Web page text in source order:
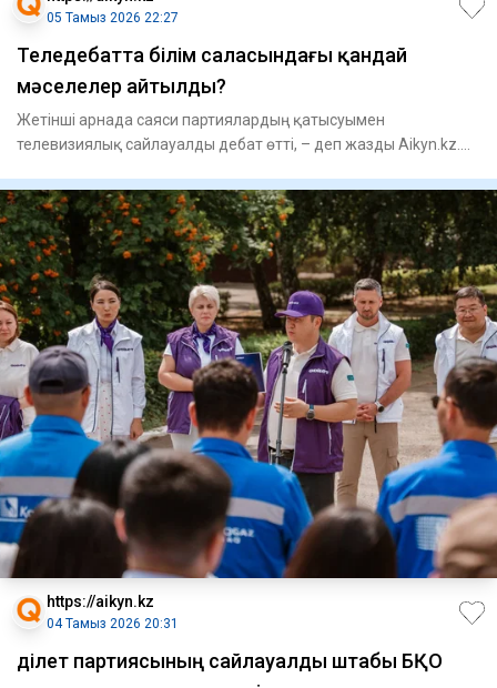
05 Тамыз 2026 22:27
Теледебатта білім саласындағы қандай
мәселелер айтылды?
Жетінші арнада саяси партиялардың қатысуымен
телевизиялық сайлауалды дебат өтті, – деп жазды Aikyn.kz.
https://aikyn.kz
04 Тамыз 2026 20:31
Әділет партиясының сайлауалды штабы БҚО